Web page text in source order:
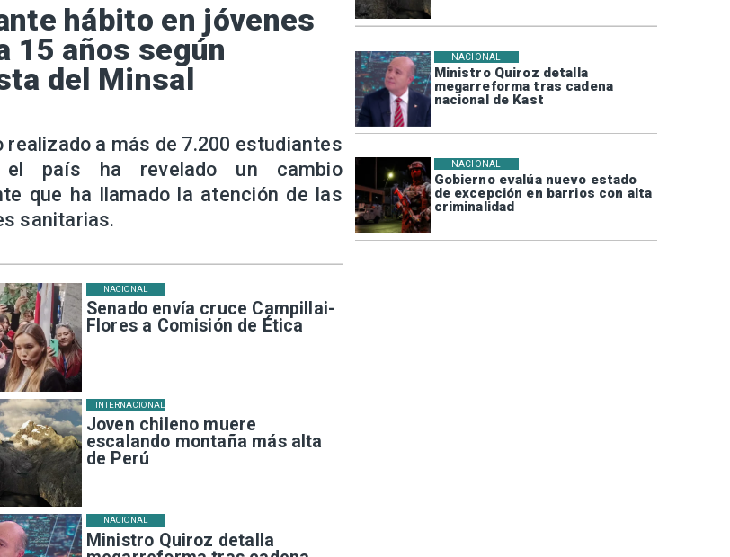
Ministro Quiroz detalla
megarreforma tras cadena
nacional de Kast
NACIONAL
Gobierno evalúa nuevo estado
de excepción en barrios con alta
criminalidad
NACIONAL
Senado envía cruce Campillai-
Flores a Comisión de Ética
NACIONAL
Joven chileno muere
escalando montaña más alta
de Perú
INTERNACIONAL
Ministro Quiroz detalla
NACIONAL
hábito en jóvenes
15 años según
del Minsal
realizado a más de 7.200 estudiantes
país ha revelado un cambio
que ha llamado la atención de las
sanitarias.